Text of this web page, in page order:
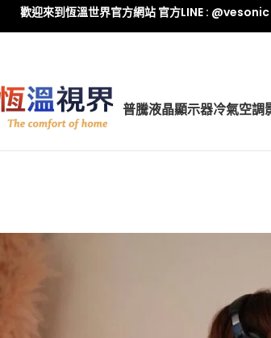
普騰液晶顯示器冷氣空調
歡迎來到恆溫世界官方網站 官方LINE : @vesonic